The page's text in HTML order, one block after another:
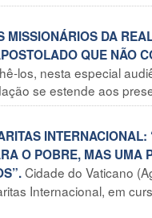
MISSIONÁRIOS DA
QUE NÃO
los, nesta especial
se estende aos
O POBRE, MAS UMA
Cidade do Vaticano
Internacional, em